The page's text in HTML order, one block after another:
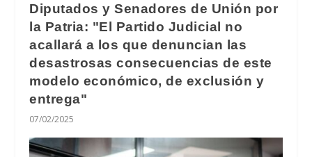
Diputados y Senadores de Unión por
la Patria: "El Partido Judicial no
acallará a los que denuncian las
desastrosas consecuencias de este
modelo económico, de exclusión y
entrega"
07/02/2025